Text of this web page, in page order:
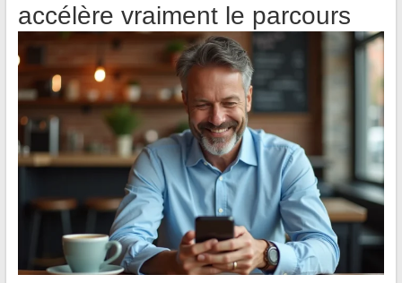
accélère vraiment le parcours